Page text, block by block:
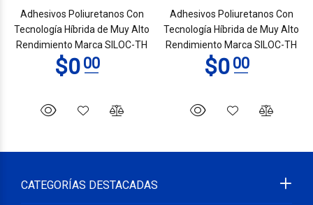
Adhesivos Poliuretanos Con
Tecnología Híbrida de Muy Alto
Rendimiento Marca SILOC-TH
Adhesivos Poliuretanos Con
Tecnología Híbrida de Muy Alto
Rendimiento Marca SILOC-TH
CATEGORÍAS DESTACADAS